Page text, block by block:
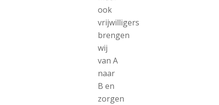
ook
vrijwilligers
brengen
wij
van A
naar
B en
zorgen